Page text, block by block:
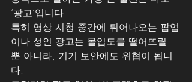
‘광고’입니다.
특히 영상 시청 중간에 튀어나오는 팝업
이나 성인 광고는 몰입도를 떨어뜨릴
뿐 아니라, 기기 보안에도 위협이 됩니
다.